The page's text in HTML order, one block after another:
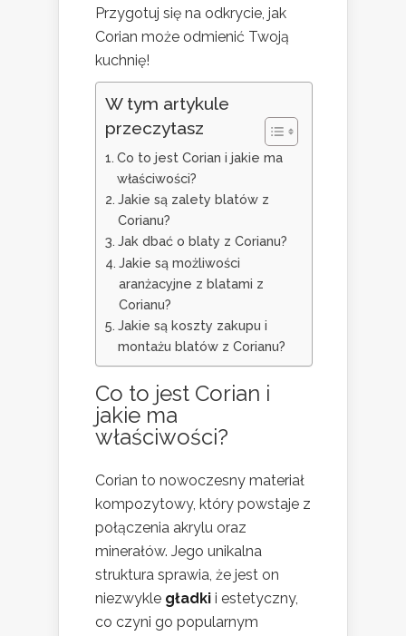
Przygotuj się na odkrycie, jak
Corian może odmienić Twoją
kuchnię!
W tym artykule
przeczytasz
Co to jest Corian i jakie ma
właściwości?
Jakie są zalety blatów z
Corianu?
Jak dbać o blaty z Corianu?
Jakie są możliwości
aranżacyjne z blatami z
Corianu?
Jakie są koszty zakupu i
montażu blatów z Corianu?
Co to jest Corian i
jakie ma
właściwości?
Corian to nowoczesny materiał
kompozytowy, który powstaje z
połączenia akrylu oraz
minerałów. Jego unikalna
struktura sprawia, że jest on
niezwykle gładki i estetyczny,
co czyni go popularnym